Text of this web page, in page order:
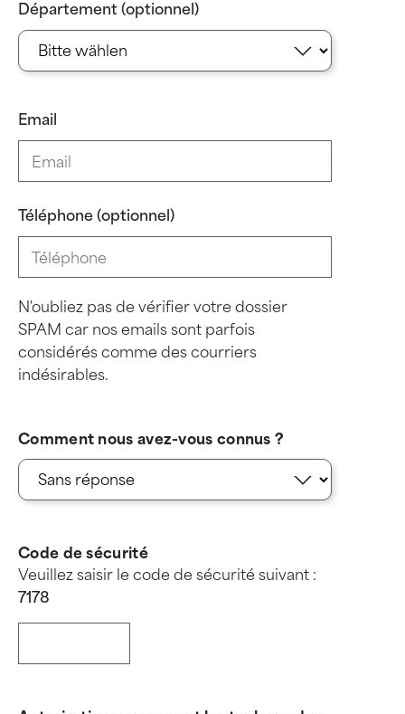
Département (optionnel)
Email
Téléphone (optionnel)
N'oubliez pas de vérifier votre dossier
SPAM car nos emails sont parfois
considérés comme des courriers
indésirables.
Comment nous avez-vous connus ?
Code de sécurité
Veuillez saisir le code de sécurité suivant :
7178